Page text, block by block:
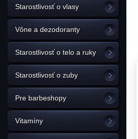
Starostlivosť o vlasy
Vône a dezodoranty
Starostlivosť o telo a ruky
Starostlivosť o zuby
Pre barbeshopy
Vitamíny